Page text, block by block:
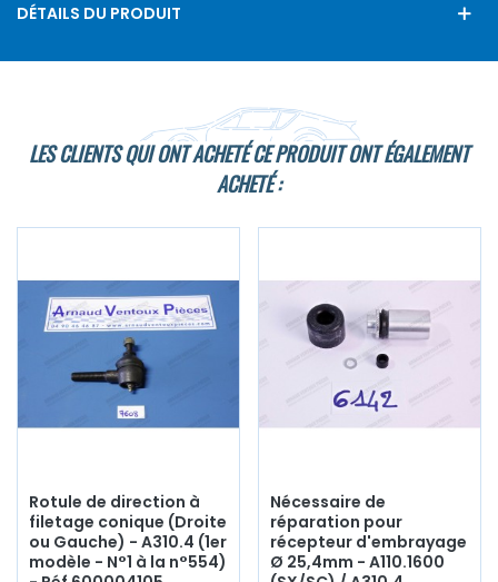
DÉTAILS DU PRODUIT
LES CLIENTS QUI ONT ACHETÉ CE PRODUIT ONT ÉGALEMENT
ACHETÉ :
Rotule de direction à
filetage conique (Droite
ou Gauche) - A310.4 (1er
modèle - N°1 à la n°554)
Nécessaire de
réparation pour
récepteur d'embrayage
Ø 25,4mm - A110.1600